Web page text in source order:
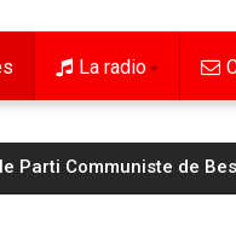
La radio
– Saint-